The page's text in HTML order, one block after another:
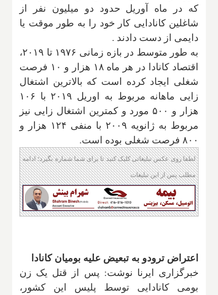
که در ماه آوریل حدود دو میلیون نفر از
شاغلین کانادایی کار خود را به طور موقت یا
دایمی از دست دادند .
به طور متوسط در بازه زمانی ۱۹۷۶ تا ۲۰۱۹،
اقتصاد کانادا در هر ماه ۱۸ هزار و ۱۰ فرصت
شغلی ایجاد کرده است که بالاترین اشتغال
زایی ماهانه مربوط به اوریل ۲۰۱۹ با ۱۰۶
هزار و ۵۰۰ مورد و کمترین اشتغال زایی نیز
مربوط به ژانویه ۲۰۰۹ با منفی ۱۲۴ هزار و
۸۰۰ فرصت شغلی بوده است
.
لطفا روی عکس تبلیغاتی کلیک کنید تا برای شما شماره بگیرد؛ ادامه
مطلب پس از این تبلیغات
اعتراض ترودو به تبعیض علیه بومیان کانادا
خبرگزاری ایرنا نوشت: پس از قتل یک زن
بومی کانادایی توسط پلیس این کشور،